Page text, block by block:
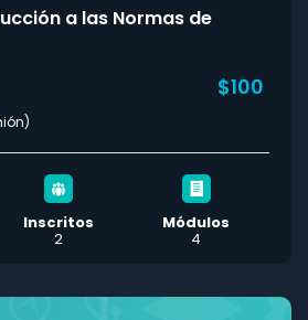
a las Normas de
$100
Inscritos
2
Módulos
4